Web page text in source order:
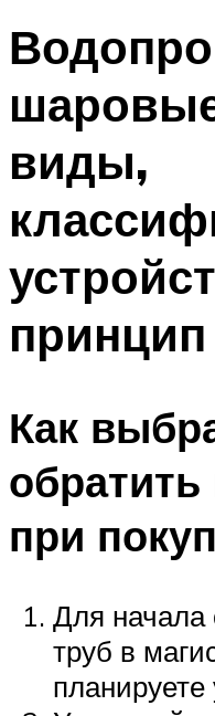
Меню
виды,
Как
при
Для начала
труб в
планируете